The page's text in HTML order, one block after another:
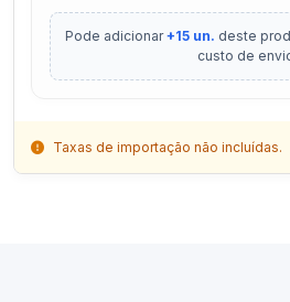
Pode adicionar+15 un. deste
custo de
Taxas de importação não incluídas.